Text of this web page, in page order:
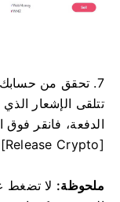
7. تحقق من حسابك
تتلقى الإشعار
الدفعة، فانقر
[Release Crypto] على الشاشة التالية.
ملحوظة: